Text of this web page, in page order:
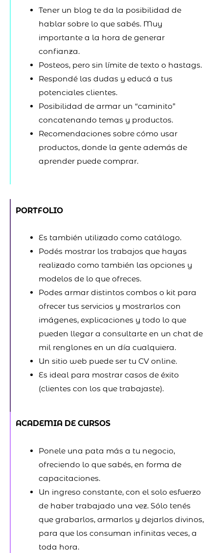
Tener un blog te da la posibilidad de
hablar sobre lo que sabés. Muy
importante a la hora de generar
confianza.
Posteos, pero sin límite de texto o hastags.
Respondé las dudas y educá a tus
potenciales clientes.
Posibilidad de armar un “caminito”
concatenando temas y productos.
Recomendaciones sobre cómo usar
productos, donde la gente además de
aprender puede comprar.
PORTFOLIO
Es también utilizado como catálogo.
Podés mostrar los trabajos que hayas
realizado como también las opciones y
modelos de lo que ofreces.
Podes armar distintos combos o kit para
ofrecer tus servicios y mostrarlos con
imágenes, explicaciones y todo lo que
pueden llegar a consultarte en un chat de
mil renglones en un día cualquiera.
Un sitio web puede ser tu CV online.
Es ideal para mostrar casos de éxito
(clientes con los que trabajaste).
ACADEMIA DE CURSOS
Ponele una pata más a tu negocio,
ofreciendo lo que sabés, en forma de
capacitaciones.
Un ingreso constante, con el solo esfuerzo
de haber trabajado una vez. Sólo tenés
que grabarlos, armarlos y dejarlos divinos,
para que los consuman infinitas veces, a
toda hora.